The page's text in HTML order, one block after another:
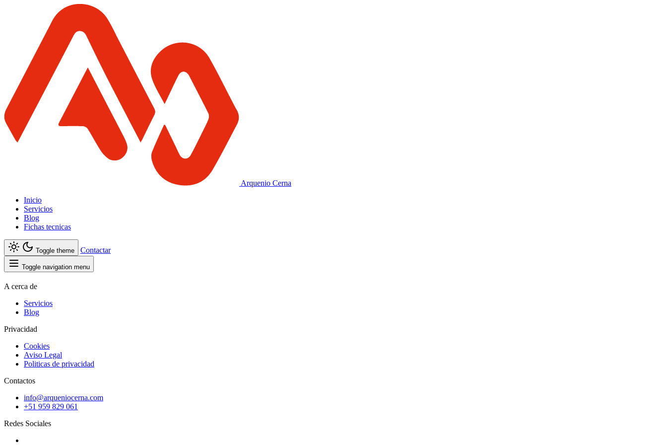
Arquenio Cerna
Inicio
Servicios
Blog
Fichas tecnicas
Toggle theme Contactar
Toggle navigation menu
A cerca de
Servicios
Blog
Privacidad
Cookies
Aviso Legal
Politicas de privacidad
Contactos
info@arqueniocerna.com
+51 959 829 061
Redes Sociales